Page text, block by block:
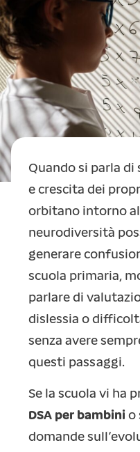
Quando si parla
e crescita dei
orbitano intorno
neurodiversità
generare
scuola primaria,
parlare di
dislessia o
senza avere
questi passaggi.
Se la scuola vi ha
DSA per bambini o
domande